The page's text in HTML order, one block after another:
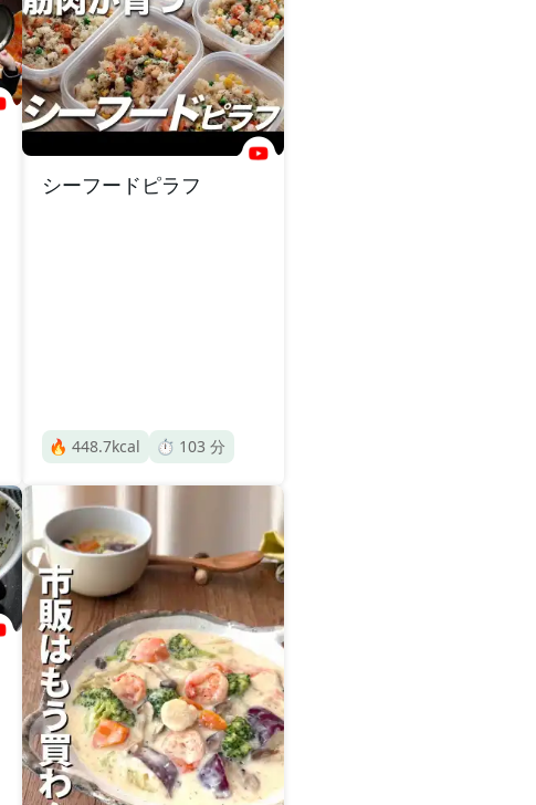
シーフードピラフ
🔥 448.7kcal ⏱️ 103 分